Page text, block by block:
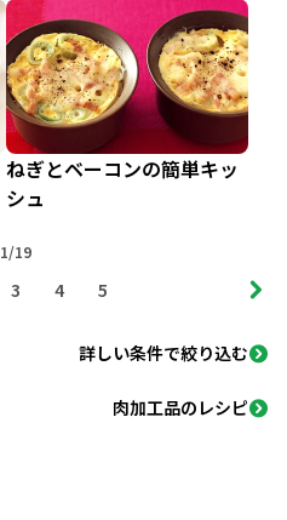
ねぎとベーコンの簡単キッ
シュ
1/19
3 4 5
詳しい条件で絞り込む
肉加工品のレシピ